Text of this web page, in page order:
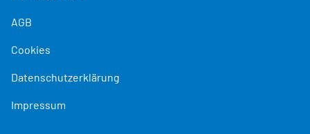
AGB
Cookies
Datenschutzerklärung
Impressum